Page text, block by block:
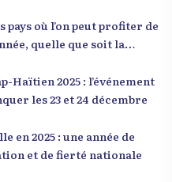
structuré de
eux pourrait modifier
nationale. Sa
Jenès la ak responsablite l
entre potentiel et
a invité les jeunes à
dans leur formation et à
Appel à un
pays où l’on peut profiter de
quelle que soit la
Haïtien 2025 : l’événement
les 23 et 24 décembre
en 2025 : une année de
et de fierté nationale